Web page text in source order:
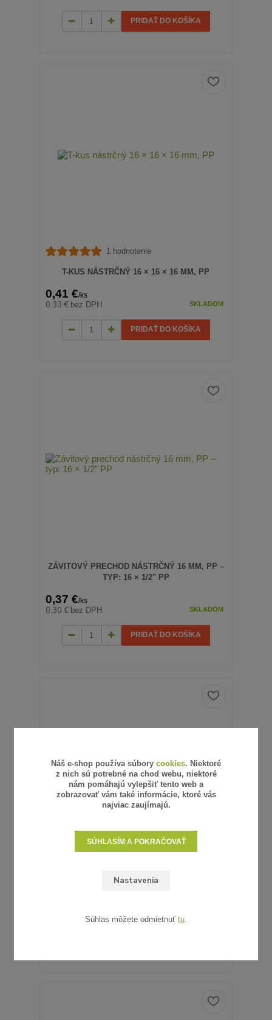
PRIDAŤ DO KOŠÍKA
1 hodnotenie
T-KUS NÁSTRČNÝ 16 × 16 × 16 MM, PP
0,41 €/ks
0,33 € bez DPH SKLADOM
PRIDAŤ DO KOŠÍKA
ZÁVITOVÝ PRECHOD NÁSTRČNÝ 16 MM, PP –
TYP: 16 × 1/2" PP
0,37 €/ks
0,30 € bez DPH SKLADOM
PRIDAŤ DO KOŠÍKA
TYP: 16 × 3/4" PP
bez DPH
Náš e-shop používa súbory cookies. Niektoré
z nich sú potrebné na chod webu, niektoré
nám pomáhajú vylepšiť tento web a
zobrazovať vám také informácie, ktoré vás
najviac zaujímajú.
Nastavenia
SÚHLASÍM A POKRAČOVAŤ
Súhlas môžete odmietnuť tu